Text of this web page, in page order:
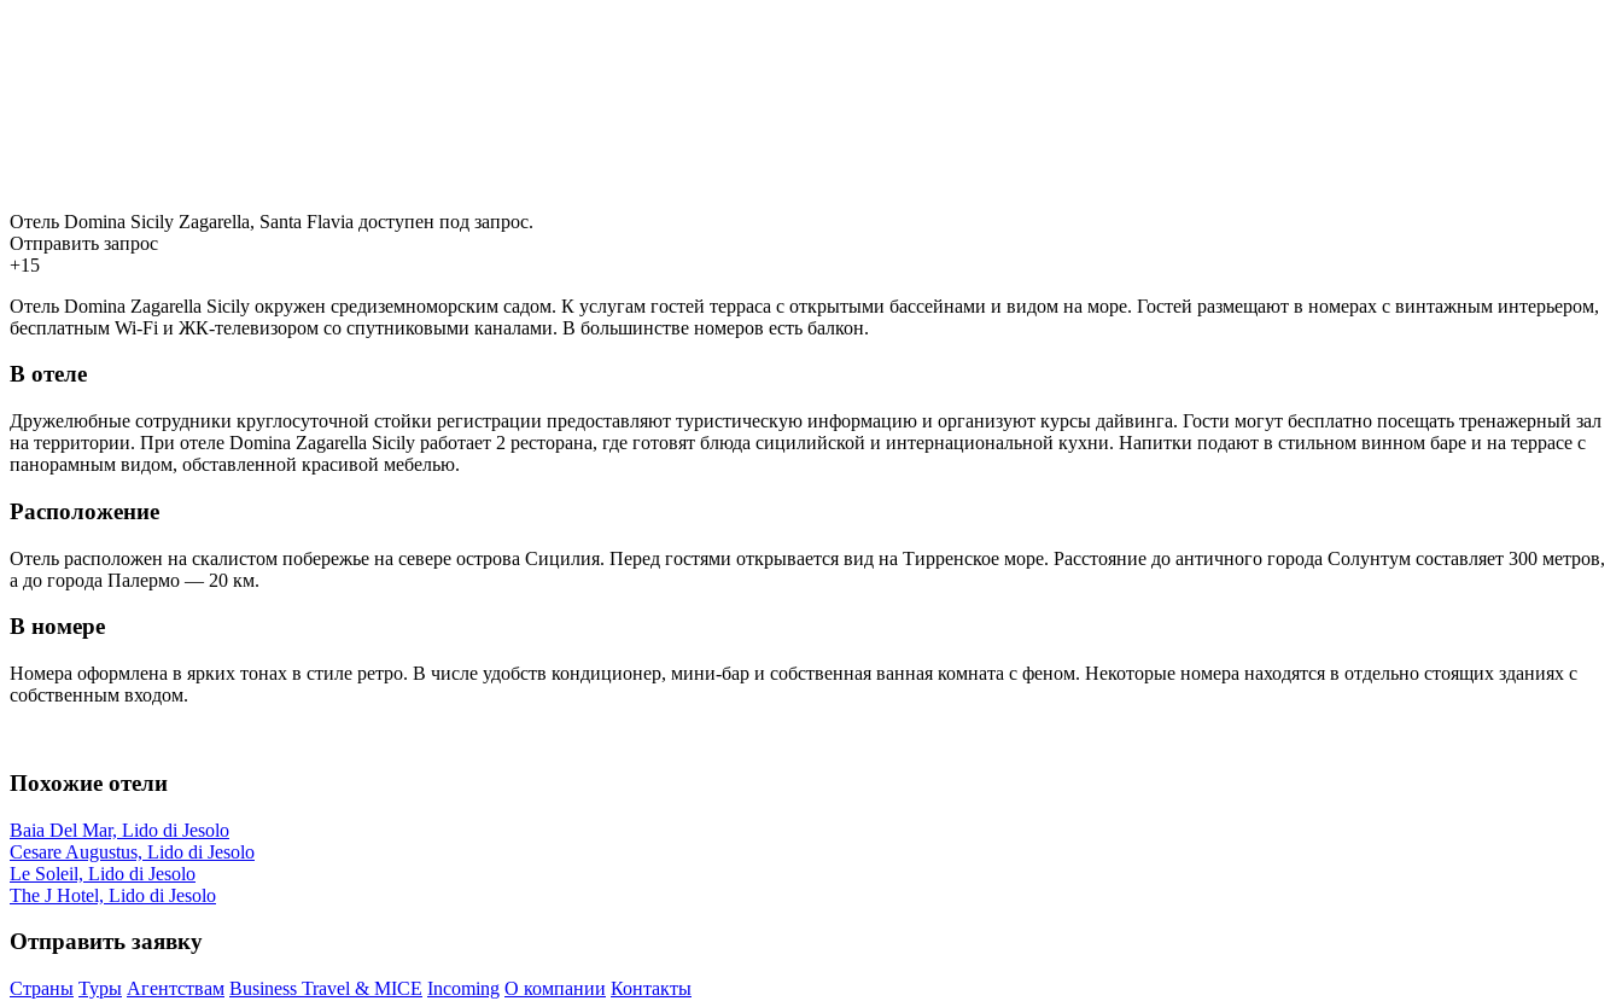
Отель Domina Sicily Zagarella, Santa Flavia доступен под запрос.
Отправить запрос
+15
Отель Domina Zagarella Sicily окружен средиземноморским садом. К услугам гостей терраса с открытыми бассейнами и видом на море. Гостей размещают в номерах с винтажным интерьером,
бесплатным Wi-Fi и ЖК-телевизором со спутниковыми каналами. В большинстве номеров есть балкон.
В отеле
Дружелюбные сотрудники круглосуточной стойки регистрации предоставляют туристическую информацию и организуют курсы дайвинга. Гости могут бесплатно посещать тренажерный зал
на территории. При отеле Domina Zagarella Sicily работает 2 ресторана, где готовят блюда сицилийской и интернациональной кухни. Напитки подают в стильном винном баре и на террасе с
панорамным видом, обставленной красивой мебелью.
Расположение
Отель расположен на скалистом побережье на севере острова Сицилия. Перед гостями открывается вид на Тирренское море. Расстояние до античного города Солунтум составляет 300 метров,
а до города Палермо — 20 км.
В номере
Номера оформлена в ярких тонах в стиле ретро. В числе удобств кондиционер, мини-бар и собственная ванная комната с феном. Некоторые номера находятся в отдельно стоящих зданиях с
собственным входом.
Похожие отели
Baia Del Mar, Lido di Jesolo
Cesare Augustus, Lido di Jesolo
Le Soleil, Lido di Jesolo
The J Hotel, Lido di Jesolo
Отправить заявку
Страны Туры Агентствам Business Travel & MICE Incoming О компании Контакты